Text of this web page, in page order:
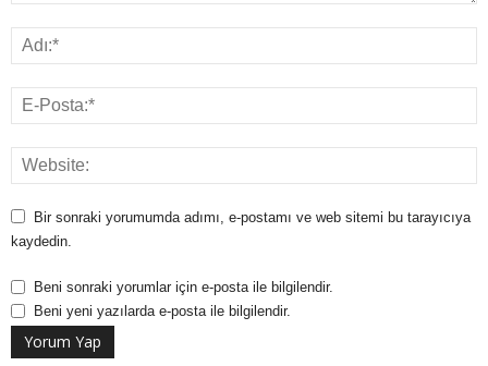
Bir sonraki yorumumda adımı, e-postamı ve web sitemi bu tarayıcıya
kaydedin.
Beni sonraki yorumlar için e-posta ile bilgilendir.
Beni yeni yazılarda e-posta ile bilgilendir.